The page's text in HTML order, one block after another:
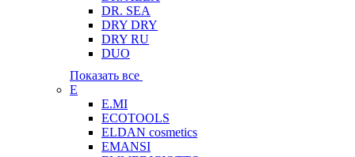
DR. SEA
DRY DRY
DRY RU
DUO
Показать все
E
E.MI
ECOTOOLS
ELDAN cosmetics
EMANSI